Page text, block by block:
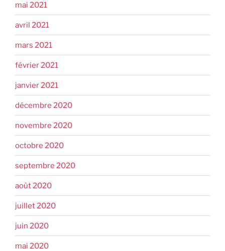
mai 2021
avril 2021
mars 2021
février 2021
janvier 2021
décembre 2020
novembre 2020
octobre 2020
septembre 2020
août 2020
juillet 2020
juin 2020
mai 2020